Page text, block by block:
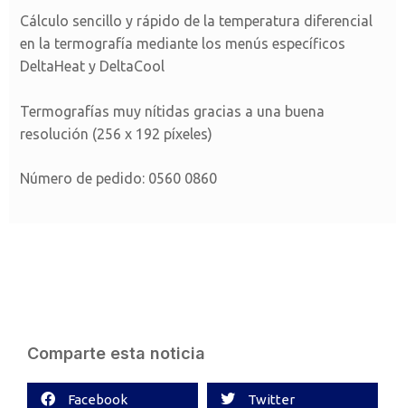
Cálculo sencillo y rápido de la temperatura diferencial
en la termografía mediante los menús específicos
DeltaHeat y DeltaCool
Termografías muy nítidas gracias a una buena
resolución (256 x 192 píxeles)
Número de pedido: 0560 0860
Comparte esta noticia
Facebook Twitter